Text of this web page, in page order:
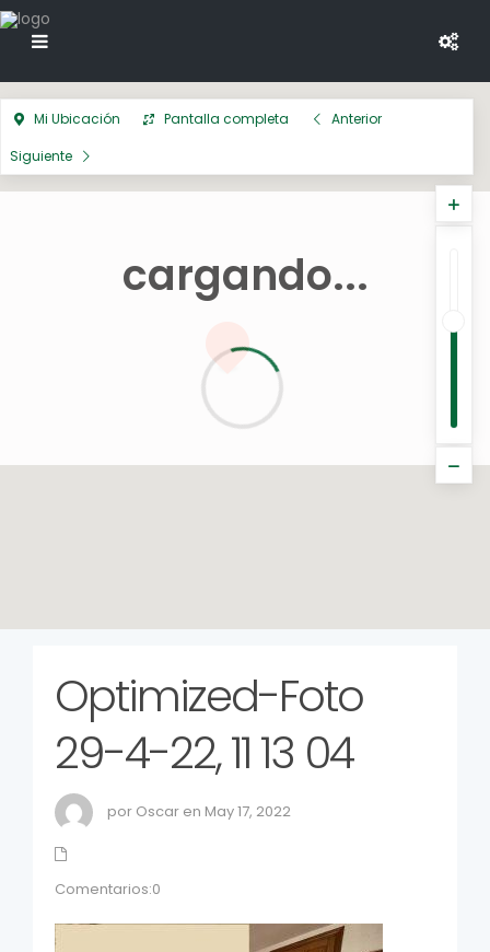
cargando...
Mi Ubicación Pantalla completa
Anterior
Siguiente
Optimized-Foto
29-4-22, 11 13 04
por Oscar en May 17, 2022
Comentarios:0